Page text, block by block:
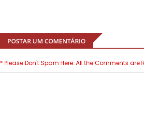
POSTAR UM COMENTÁRIO
* Please Don't Spam Here. All the Comments are